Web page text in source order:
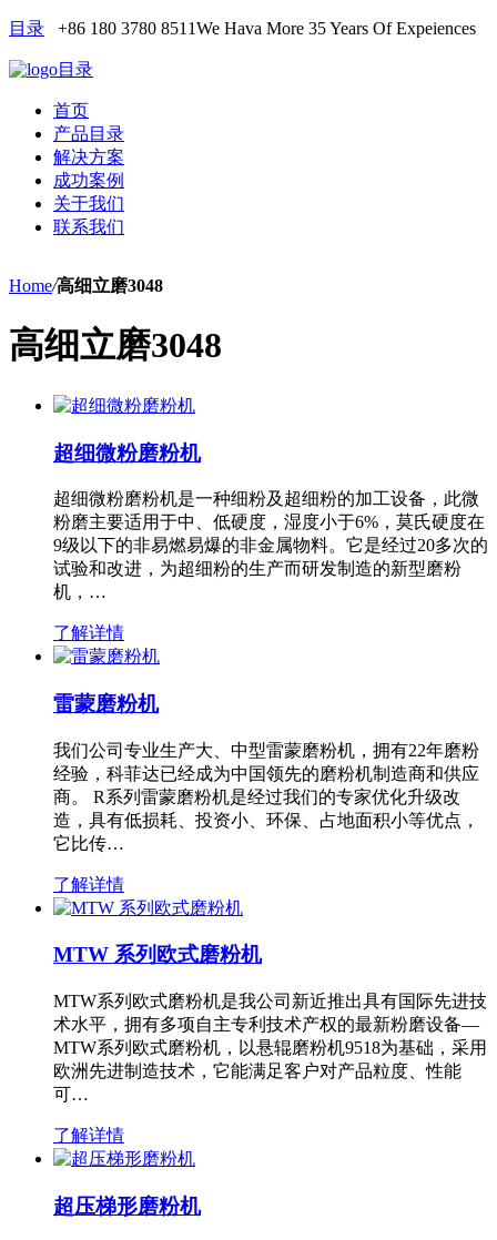
目录 +86 180 3780 8511We Hava More 35 Years Of Expeiences
目录
首页
产品目录
解决方案
成功案例
关于我们
联系我们
Home/高细立磨3048
高细立磨3048
超细微粉磨粉机
超细微粉磨粉机是一种细粉及超细粉的加工设备，此微
粉磨主要适用于中、低硬度，湿度小于6%，莫氏硬度在
9级以下的非易燃易爆的非金属物料。它是经过20多次的
试验和改进，为超细粉的生产而研发制造的新型磨粉
机，…
了解详情
雷蒙磨粉机
我们公司专业生产大、中型雷蒙磨粉机，拥有22年磨粉
经验，科菲达已经成为中国领先的磨粉机制造商和供应
商。 R系列雷蒙磨粉机是经过我们的专家优化升级改
造，具有低损耗、投资小、环保、占地面积小等优点，
它比传…
了解详情
MTW 系列欧式磨粉机
MTW系列欧式磨粉机是我公司新近推出具有国际先进技
术水平，拥有多项自主专利技术产权的最新粉磨设备—
MTW系列欧式磨粉机，以悬辊磨粉机9518为基础，采用
欧洲先进制造技术，它能满足客户对产品粒度、性能
可…
了解详情
超压梯形磨粉机